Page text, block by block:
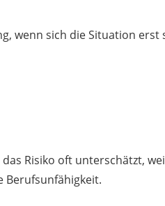
wenn sich die Situation
Risiko oft unterschätzt,
Berufsunfähigkeit.